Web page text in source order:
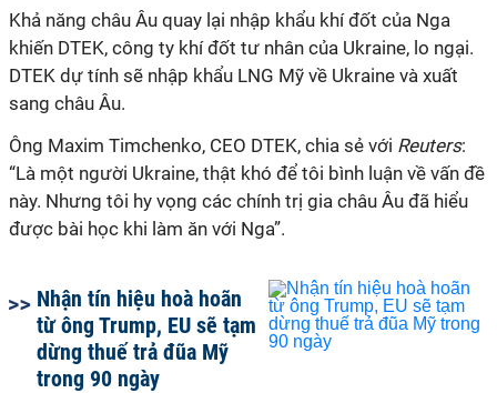
Khả năng châu Âu quay lại nhập khẩu khí đốt của Nga
khiến DTEK, công ty khí đốt tư nhân của Ukraine, lo ngại.
DTEK dự tính sẽ nhập khẩu LNG Mỹ về Ukraine và xuất
sang châu Âu.
Ông Maxim Timchenko, CEO DTEK, chia sẻ với Reuters:
“Là một người Ukraine, thật khó để tôi bình luận về vấn đề
này. Nhưng tôi hy vọng các chính trị gia châu Âu đã hiểu
được bài học khi làm ăn với Nga”.
Nhận tín hiệu hoà hoãn
từ ông Trump, EU sẽ tạm
dừng thuế trả đũa Mỹ
trong 90 ngày